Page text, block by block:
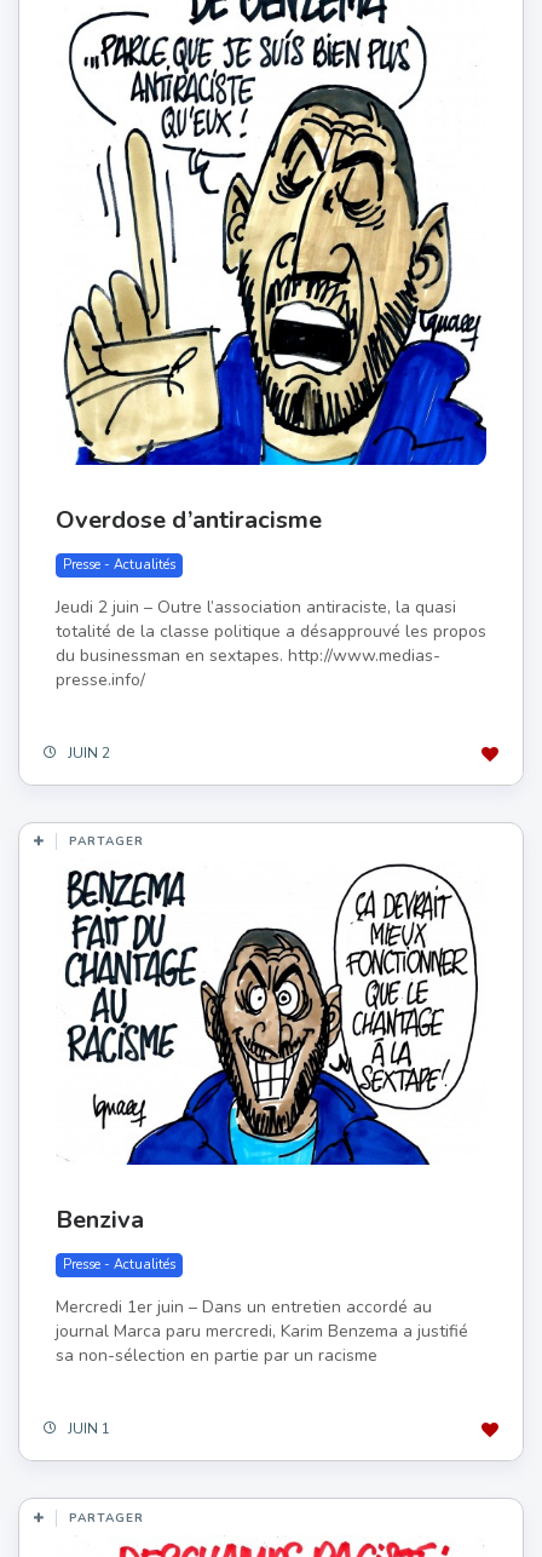
Overdose d’antiracisme
Presse - Actualités
Jeudi 2 juin – Outre l’association antiraciste, la quasi
totalité de la classe politique a désapprouvé les propos
du businessman en sextapes. http://www.medias-
presse.info/
JUIN 2
PARTAGER
Benziva
Presse - Actualités
Mercredi 1er juin – Dans un entretien accordé au
journal Marca paru mercredi, Karim Benzema a justifié
sa non-sélection en partie par un racisme
JUIN 1
PARTAGER